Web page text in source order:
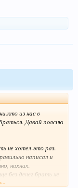
из нас в
Давай поясню
не хотел-это раз.
написал и
нахнах.
без денег брать не
и где